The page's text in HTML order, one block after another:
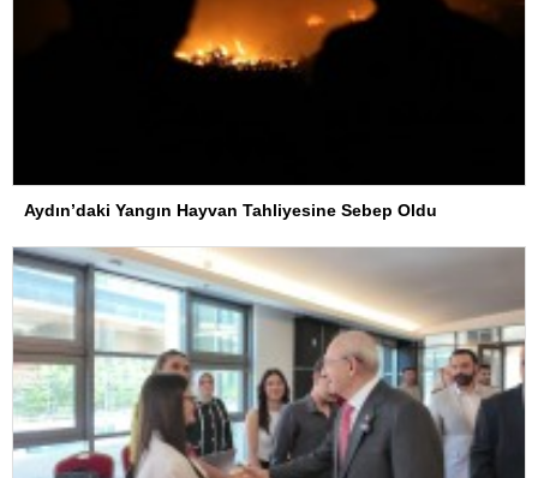
Aydın’daki Yangın Hayvan Tahliyesine Sebep Oldu